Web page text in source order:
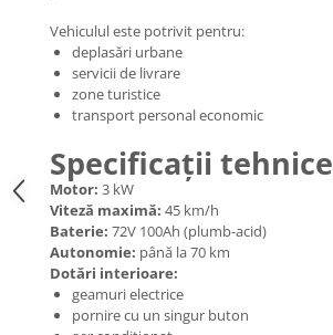
Rulmenți
Transmisii & lanțuri
Claxoane / sonerii (timbres)
Discuri de frana
Plăcuțe de frână
Etrieri
Cabluri de frână
Manete de frână
Consumabile & Unelte
Vehiculul este potrivit pentru:
deplasări urbane
servicii de livrare
zone turistice
transport personal economic
Specificații tehnice
Motor: 3 kW
Viteză maximă: 45 km/h
Baterie: 72V 100Ah (plumb-acid)
Autonomie: până la 70 km
Dotări interioare:
geamuri electrice
pornire cu un singur buton